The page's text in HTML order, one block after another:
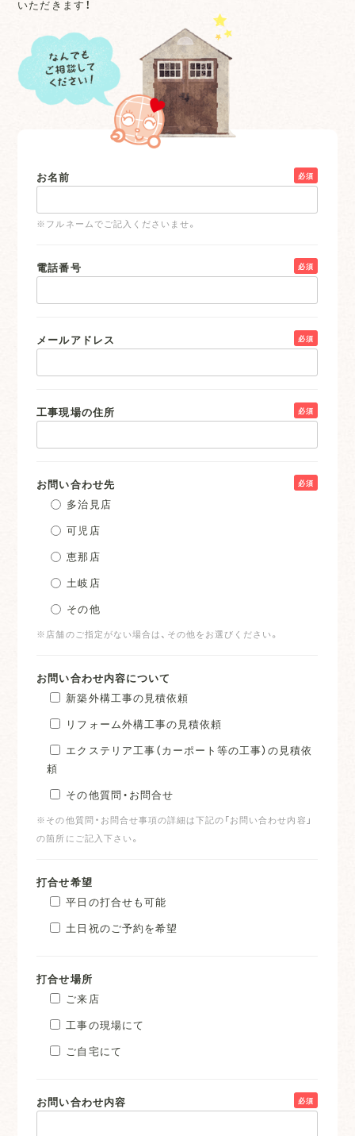
いただきます！
お名前 必須
※フルネームでご記入くださいませ。
電話番号 必須
メールアドレス 必須
工事現場の住所 必須
お問い合わせ先 必須
多治見店
可児店
恵那店
土岐店
その他
※店舗のご指定がない場合は、その他をお選びください。
お問い合わせ内容について
新築外構工事の見積依頼
リフォーム外構工事の見積依頼
エクステリア工事（カーポート等の工事）の見積依
頼
その他質問・お問合せ
※その他質問・お問合せ事項の詳細は下記の「お問い合わせ内容」
の箇所にご記入下さい。
打合せ希望
平日の打合せも可能
土日祝のご予約を希望
打合せ場所
ご来店
工事の現場にて
ご自宅にて
お問い合わせ内容 必須